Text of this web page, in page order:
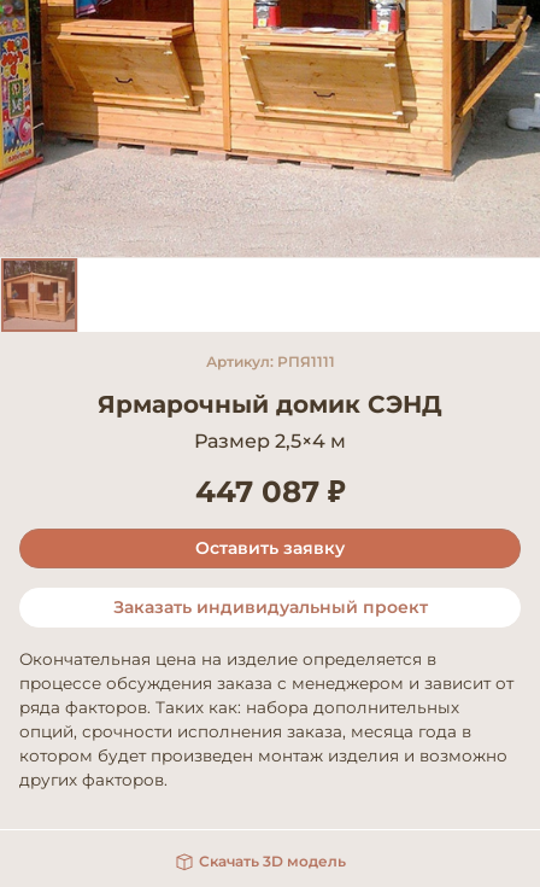
Артикул: РПЯ1111
Ярмарочный домик СЭНД
Размер 2,5×4 м
447 087 ₽
Оставить заявку
Заказать индивидуальный проект
Окончательная цена на изделие определяется в
процессе обсуждения заказа с менеджером и зависит от
ряда факторов. Таких как: набора дополнительных
опций, срочности исполнения заказа, месяца года в
котором будет произведен монтаж изделия и возможно
других факторов.
Скачать 3D модель